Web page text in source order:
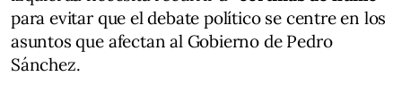
para evitar que el debate político se centre en los
asuntos que afectan al Gobierno de Pedro
Sánchez.